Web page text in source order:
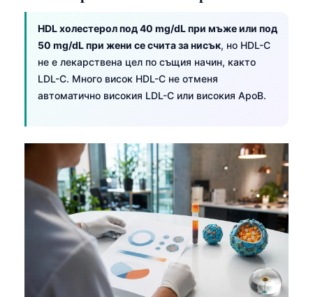
HDL холестерол под 40 mg/dL при мъже или под
50 mg/dL при жени се счита за нисък, но HDL-C
не е лекарствена цел по същия начин, както
LDL-C. Много висок HDL-C не отменя
автоматично високия LDL-C или високия ApoB.